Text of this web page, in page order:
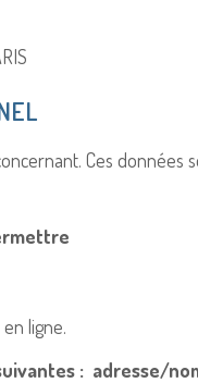
Ces
ligne.
: adresse/